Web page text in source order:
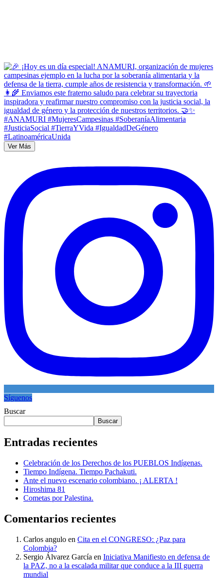
Ver Más
Síguenos
Buscar
Buscar
Entradas recientes
Celebración de los Derechos de los PUEBLOS Indígenas.
Tiempo Indígena. Tiempo Pachakuti.
Ante el nuevo escenario colombiano. ¡ ALERTA !
Hiroshima 81
Cometas por Palestina.
Comentarios recientes
Carlos angulo en Cita en el CONGRESO: ¿Paz para
Colombia?
Sergio Álvarez García en Iniciativa Manifiesto en defensa de
la PAZ, no a la escalada militar que conduce a la III guerra
mundial